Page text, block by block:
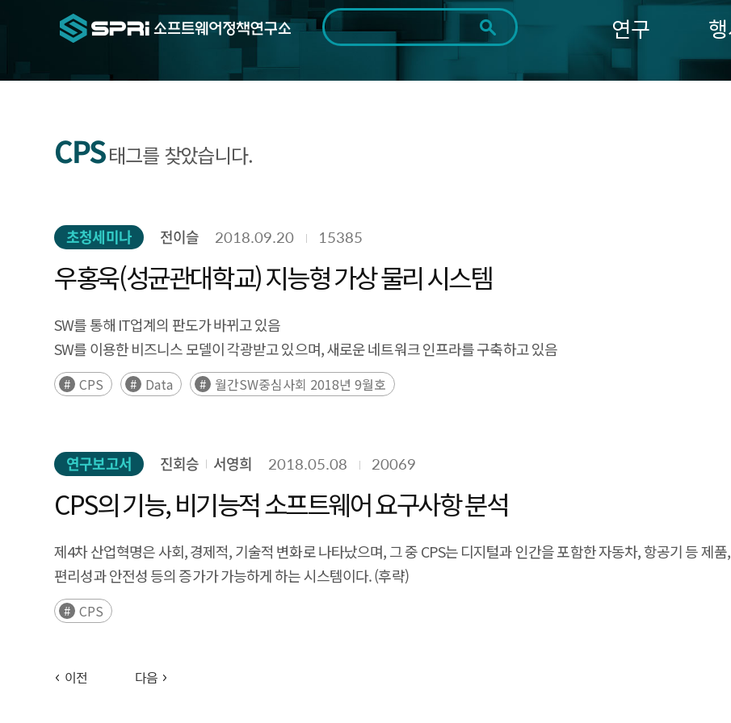
기간 전체 1일 1주 1개월 3개월 1년
연구
CPS태그를 찾았습니다.
초청세미나 전이슬 2018.09.20 15385
우홍욱(성균관대학교) 지능형 가상 물리 시스템
SW를 통해 IT업계의 판도가 바뀌고 있음
SW를 이용한 비즈니스 모델이 각광받고 있으며, 새로운 네트워크 인프라를 구축하고 있음
* 예) 웹 인터넷 + 콘텐츠 : 구글의 검색광고, 모바일 인터넷 + Human Connection : 페이스북의 SNS 광고 등(후략)
CPS Data 월간SW중심사회 2018년 9월호
연구보고서 진회승 서영희 2018.05.08 20069
CPS의 기능, 비기능적 소프트웨어 요구사항 분석
제4차 산업혁명은 사회, 경제적, 기술적 변화로 나타났으며, 그 중 CPS는 디지털과 인간을 포함한 자동차, 항공기 등 제
편리성과 안전성 등의 증가가 가능하게 하는 시스템이다. (후략)
CPS
이전 다음